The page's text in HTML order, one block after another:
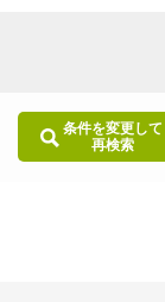
条件を変更して
再検索